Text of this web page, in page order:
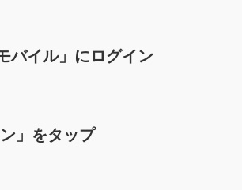
バイル」にログイン
」 をタップ